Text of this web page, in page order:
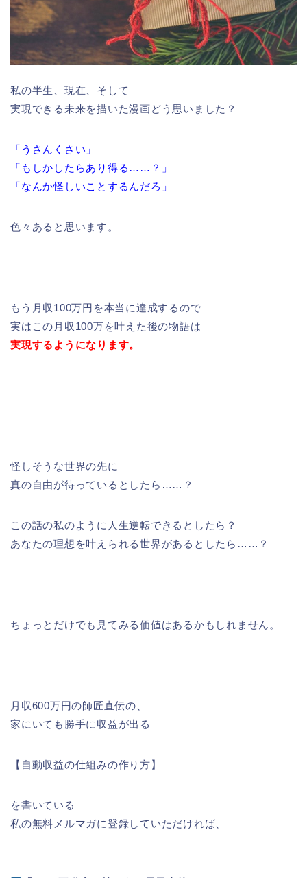
私の半生、現在、そして
実現できる未来を描いた漫画どう思いました？
「うさんくさい」
「もしかしたらあり得る……？」
「なんか怪しいことするんだろ」
色々あると思います。
もう月収100万円を本当に達成するので
実はこの月収100万を叶えた後の物語は
実現するようになります。
怪しそうな世界の先に
真の自由が待っているとしたら……？
この話の私のように人生逆転できるとしたら？
あなたの理想を叶えられる世界があるとしたら……？
ちょっとだけでも見てみる価値はあるかもしれません。
月収600万円の師匠直伝の、
家にいても勝手に収益が出る
【自動収益の仕組みの作り方】
を書いている
私の無料メルマガに登録していただければ、